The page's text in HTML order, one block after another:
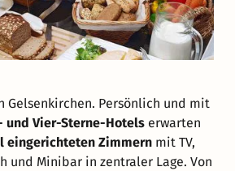
Gelsenkirchen. Persönlich und mit
und Vier-Sterne-Hotels erwarten
eingerichteten Zimmern mit TV,
und Minibar in zentraler Lage. Von